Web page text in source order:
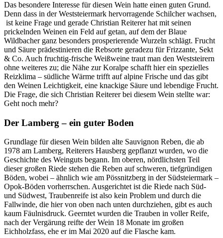
Das besondere Interesse für diesen Wein hatte einen guten Grund.
Denn dass in der Weststeiermark hervorragende Schilcher wachsen,
ist keine Frage und gerade Christian Reiterer hat mit seinen
prickelnden Weinen ein Feld auf getan, auf dem der Blaue
Wildbacher ganz besonders prosperierende Wurzeln schlägt. Frucht
und Säure prädestinieren die Rebsorte geradezu für Frizzante, Sekt
& Co. Auch fruchtig-frische Weißweine traut man den Weststeirern
ohne weiteres zu; die Nähe zur Koralpe schafft hier ein spezielles
Reizklima – südliche Wärme trifft auf alpine Frische und das gibt
den Weinen Leichtigkeit, eine knackige Säure und lebendige Frucht.
Die Frage, die sich Christian Reiterer bei diesem Wein stellte war:
Geht noch mehr?
Der Lamberg – ein guter Boden
Grundlage für diesen Wein bilden alte Sauvignon Reben, die ab
1978 am Lamberg, Reiterers Hausberg gepflanzt wurden, wo die
Geschichte des Weinguts begann. Im oberen, nördlichsten Teil
dieser großen Riede stehen die Reben auf schweren, tiefgründigen
Böden, wobei – ähnlich wie am Pössnitzberg in der Südsteiermark –
Opok-Böden vorherrschen. Ausgerichtet ist die Riede nach Süd-
und Südwest, Traubenreife ist also kein Problem und durch die
Fallwinde, die hier von oben nach unten durchziehen, gibt es auch
kaum Fäulnisdruck. Geerntet wurden die Trauben in voller Reife,
nach der Vergärung reifte der Wein 18 Monate im großen
Eichholzfass, ehe er im Mai 2020 auf die Flasche kam.